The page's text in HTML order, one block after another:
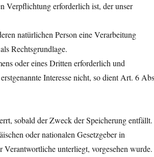
Verpflichtung erforderlich ist, der unser
natürlichen Person eine Verarbeitung
Rechtsgrundlage.
oder eines Dritten erforderlich und
Interesse nicht, so dient Art. 6
sobald der Zweck der Speicherung entfällt.
oder nationalen Gesetzgeber in
unterliegt, vorgesehen wurde.